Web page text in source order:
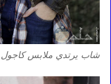
شاب يرتدي ملابس كاجول